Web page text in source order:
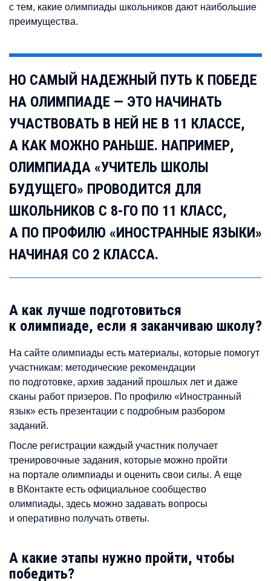
с тем, какие олимпиады школьников дают наибольшие
преимущества.
НО САМЫЙ НАДЕЖНЫЙ ПУТЬ К ПОБЕДЕ
НА ОЛИМПИАДЕ — ЭТО НАЧИНАТЬ
УЧАСТВОВАТЬ В НЕЙ НЕ В 11 КЛАССЕ,
А КАК МОЖНО РАНЬШЕ. НАПРИМЕР,
ОЛИМПИАДА «УЧИТЕЛЬ ШКОЛЫ
БУДУЩЕГО» ПРОВОДИТСЯ ДЛЯ
ШКОЛЬНИКОВ С 8-ГО ПО 11 КЛАСС,
А ПО ПРОФИЛЮ «ИНОСТРАННЫЕ ЯЗЫКИ»
НАЧИНАЯ СО 2 КЛАССА.
А как лучше подготовиться
к олимпиаде, если я заканчиваю школу?
На сайте олимпиады есть материалы, которые помогут
участникам: методические рекомендации
по подготовке, архив заданий прошлых лет и даже
сканы работ призеров. По профилю «Иностранный
язык» есть презентации с подробным разбором
заданий.
После регистрации каждый участник получает
тренировочные задания, которые можно пройти
на портале олимпиады и оценить свои силы. А еще
в ВКонтакте есть официальное сообщество
олимпиады, здесь можно задавать вопросы
и оперативно получать ответы.
А какие этапы нужно пройти, чтобы
победить?